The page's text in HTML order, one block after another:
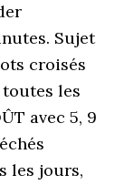
Sujet
croisés
les
avec 5, 9
les jours,